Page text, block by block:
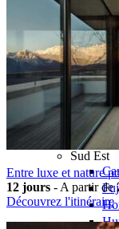
Nord
Sud Est
Entre luxe et nature
12 jours - A partir de
Découvrez l'itinéraire